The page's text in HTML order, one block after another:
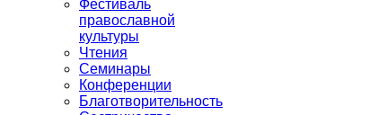
Фестиваль
православной
культуры
Чтения
Семинары
Конференции
Благотворительность